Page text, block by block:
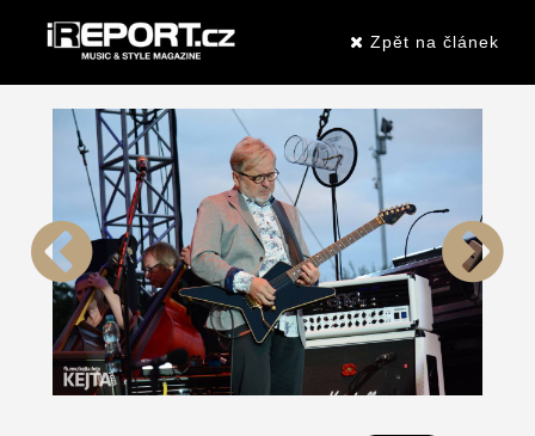
Zpět na článek